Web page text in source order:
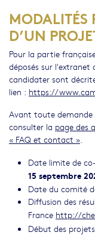
MODALITÉS
D’UN
Pour la partie
déposés sur l'extranet
candidater sont
lien : https://
Avant toute
consulter la page des
« FAQ et contact ».
Date limite de
15 septembre
Date du comité
Diffusion des
France http://
Début des